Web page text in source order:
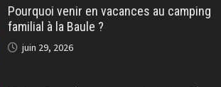
Pourquoi venir en vacances au camping
familial à la Baule ?
juin 29, 2026